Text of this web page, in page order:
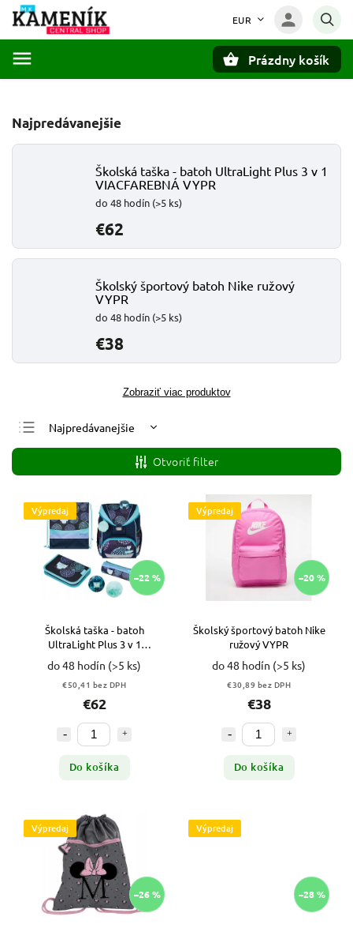
EUR
Prázdny košík
Najpredávanejšie
Školská taška - batoh UltraLight Plus 3 v 1
VIACFAREBNÁ VYPR
do 48 hodín (>5 ks)
€62
Školský športový batoh Nike ružový
VYPR
do 48 hodín (>5 ks)
€38
Zobraziť viac produktov
Najpredávanejšie
Najlacnejšie
Najdrahšie
Abecedne
Otvoriť filter
Výpredaj
–22 %
Školská taška - batoh
UltraLight Plus 3 v 1
VIACFAREBNÁ VYPR
do 48 hodín (>5 ks)
€50,41 bez DPH
€62
Do košíka
Výpredaj
–20 %
Školský športový batoh Nike
ružový VYPR
do 48 hodín (>5 ks)
€30,89 bez DPH
€38
Do košíka
Výpredaj
–26 %
Výpredaj
–28 %